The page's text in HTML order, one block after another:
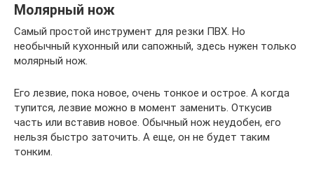
Молярный нож
Самый простой инструмент для резки ПВХ. Но
необычный кухонный или сапожный, здесь нужен только
молярный нож.
Его лезвие, пока новое, очень тонкое и острое. А когда
тупится, лезвие можно в момент заменить. Откусив
часть или вставив новое. Обычный нож неудобен, его
нельзя быстро заточить. А еще, он не будет таким
тонким.